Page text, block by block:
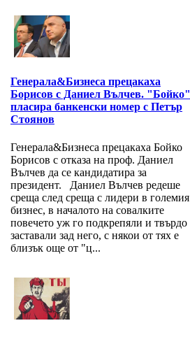
Генерала&Бизнеса прецакаха
Борисов с Даниел Вълчев. "Бойко"
пласира банкенски номер с Петър
Стоянов
Генерала&Бизнеса прецакаха Бойко
Борисов с отказа на проф. Даниел
Вълчев да се кандидатира за
президент. Даниел Вълчев редеше
среща след среща с лидери в големия
бизнес, в началото на совалките
повечето уж го подкрепяли и твърдо
заставали зад него, с някои от тях е
близък още от "ц...